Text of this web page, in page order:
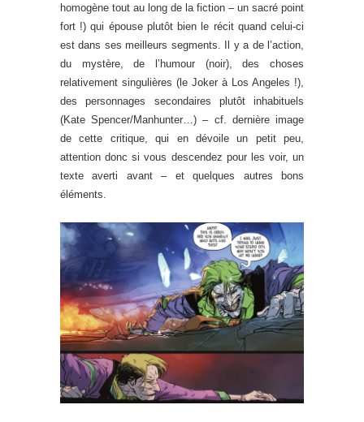
homogène tout au long de la fiction – un sacré point
fort !) qui épouse plutôt bien le récit quand celui-ci
est dans ses meilleurs segments. Il y a de l’action,
du mystère, de l’humour (noir), des choses
relativement singulières (le Joker à Los Angeles !),
des personnages secondaires plutôt inhabituels
(Kate Spencer/Manhunter…) – cf. dernière image
de cette critique, qui en dévoile un petit peu,
attention donc si vous descendez pour les voir, un
texte averti avant – et quelques autres bons
éléments.